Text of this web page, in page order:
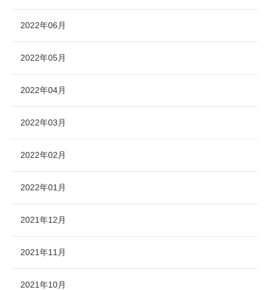
2022年06月
2022年05月
2022年04月
2022年03月
2022年02月
2022年01月
2021年12月
2021年11月
2021年10月